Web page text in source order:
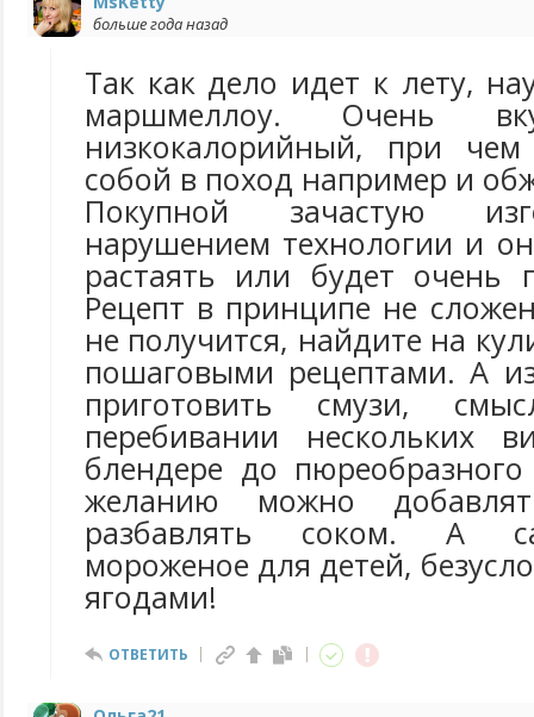
больше года назад
Так как дело идет к лету,
маршмеллоу. Очень
низкокалорийный, при
собой в поход например и
Покупной зачастую
нарушением технологии и
растаять или будет очень
Рецепт в принципе не
не получится, найдите на
пошаговыми рецептами. А
приготовить смузи,
перебивании нескольких
блендере до
желанию можно
разбавлять соком. А
мороженое для детей,
ягодами!
ОТВЕТИТЬ